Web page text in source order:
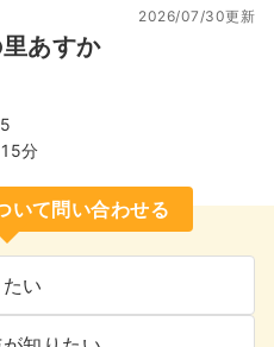
あすか
2026/07/30更新
15分
いて問い合わせる
い